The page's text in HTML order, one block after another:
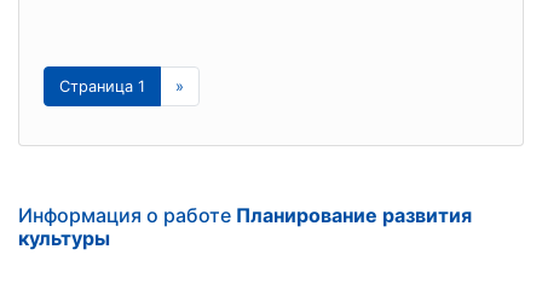
Страница 1 »
Информация о работе Планирование развития
культуры